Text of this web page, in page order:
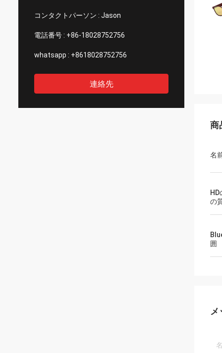
コンタクトパーソン : Jason
電話番号 : +86-18028752756
whatsapp : +8618028752756
連絡先
商
名
の
囲